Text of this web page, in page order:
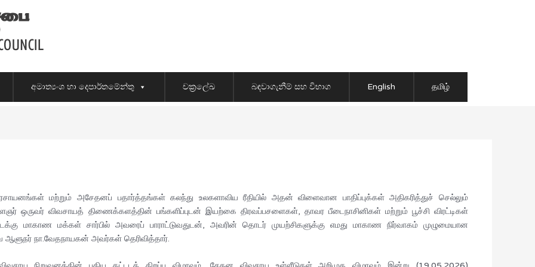
අමාත්‍යංශ හා දෙපාර්තමේන්තු චක්‍රලේඛ බඳවාගැනීම් සහ විභාග English தமிழ்
மற்றும் அசேதனப் பதார்த்தங்கள் கலந்து உலகளாவிய ரீதியில் அதன் விளைவான பாதிப்புக்கள் அதிகரித்துச் செல்லும்
ஒருவர் விவசாயத் திணைக்களத்தின் பங்களிப்புடன் இயற்கை திரவப்பசளைகள், தாவர பீடைநாசினிகள் மற்றும் பூச்சி விரட்டிகள்
மாகாண மக்கள் சார்பில் அவரைப் பாராட்டுவதுடன், அவரின் தொடர் முயற்சிகளுக்கு எமது மாகாண நிர்வாகம் முழுமையான
நா.வேதநாயகன் அவர்கள் தெரிவித்தார்.